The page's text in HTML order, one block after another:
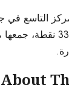
التاسع
About